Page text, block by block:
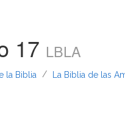
17 LBLA
la Biblia / La Biblia de las